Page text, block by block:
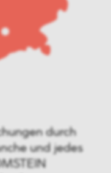
durch
und jedes